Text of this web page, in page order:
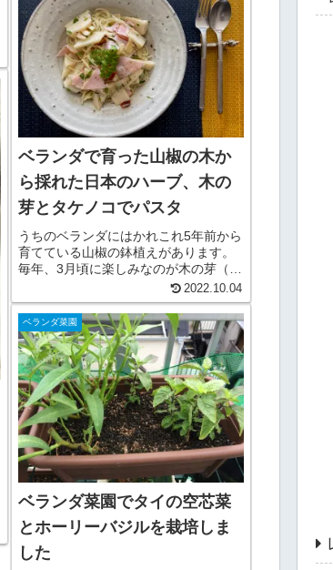
ま...
ベランダで育った山椒の木か
ら採れた日本のハーブ、木の
芽とタケノコでパスタ
うちのベランダにはかれこれ5年前から
育てている山椒の鉢植えがあります。
毎年、3月頃に楽しみなのが木の芽（山
椒の若芽）です。柑橘系の爽やかな香
り、ほのかな甘みと苦みが特徴の日本
のハーブ。たけのこご飯や田楽などに
添えてあることが多いですが、今回...
2022.10.04
ベランダ菜園
ベランダ菜園でタイの空芯菜
とホーリーバジルを栽培しま
した